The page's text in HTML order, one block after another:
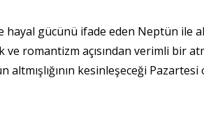
gücünü ifade eden Neptün ile
romantizm açısından verimli bir
altmışlığının kesinleşeceği